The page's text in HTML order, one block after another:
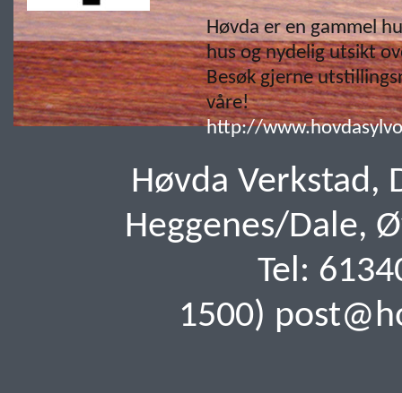
Høvda er en gammel
hus og nydelig utsikt
Besøk gjerne
våre!
http://
Høvda Verkstad,
Heggenes/Dale,
Tel:
1500)